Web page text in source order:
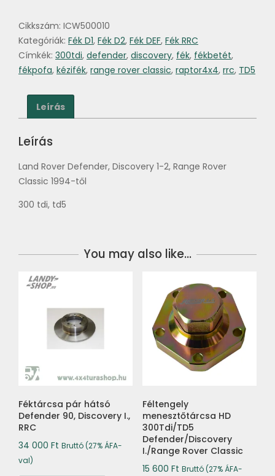
mennyiség
Cikkszám: ICW500010
Kategóriák: Fék D1, Fék D2, Fék DEF, Fék RRC
Címkék: 300tdi, defender, discovery, fék, fékbetét,
fékpofa, kézifék, range rover classic, raptor4x4, rrc, TD5
Leírás
Leírás
Land Rover Defender, Discovery 1-2, Range Rover
Classic 1994-től
300 tdi, td5
You may also like…
Féktárcsa pár hátsó
Defender 90, Discovery I.,
RRC
34 000 Ft Bruttó (27% ÁFA-
val)
Féltengely
menesztőtárcsa HD
300Tdi/TD5
Defender/Discovery
I./Range Rover Classic
15 600 Ft Bruttó (27% ÁFA-